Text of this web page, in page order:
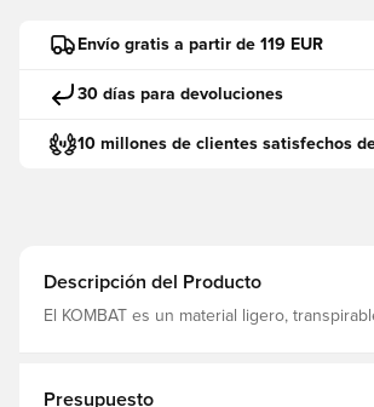
Envío gratis a partir de 119 EUR
30 días para devoluciones
10 millones de clientes satisfechos
Descripción del Producto
El KOMBAT es un material ligero,
mismo diseño que usan los jugadores Corte
Presupuesto